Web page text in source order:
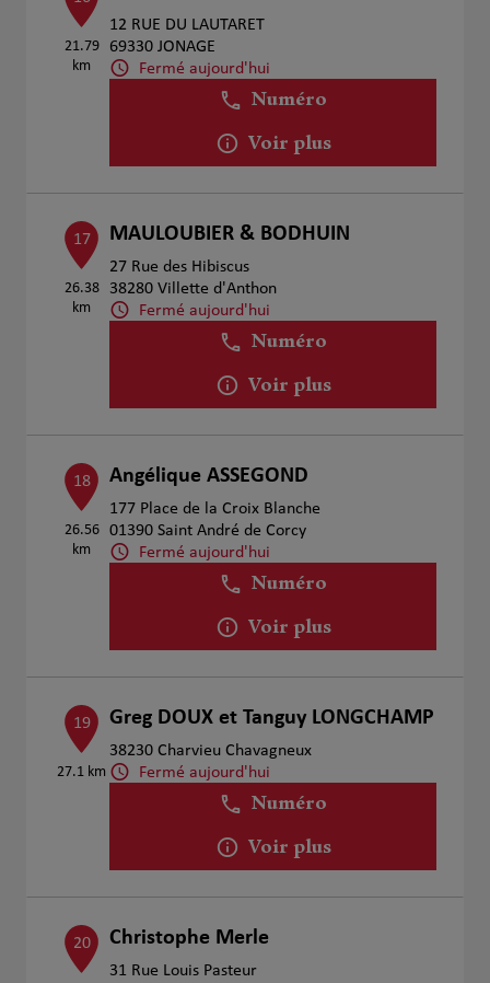
21.79
km
12 RUE DU LAUTARET
69330 JONAGE
Fermé aujourd'hui
Numéro
Voir plus
17
26.38
km
MAULOUBIER & BODHUIN
27 Rue des Hibiscus
38280 Villette d'Anthon
Fermé aujourd'hui
Numéro
Voir plus
18
26.56
km
Angélique ASSEGOND
177 Place de la Croix Blanche
01390 Saint André de Corcy
Fermé aujourd'hui
Numéro
Voir plus
19
27.1 km
Greg DOUX et Tanguy LONGCHAMP
38230 Charvieu Chavagneux
Fermé aujourd'hui
Numéro
Voir plus
20 Christophe Merle
31 Rue Louis Pasteur